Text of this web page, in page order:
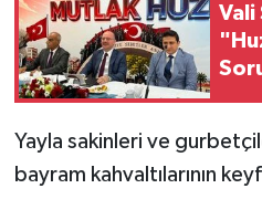
Yayla sakinleri ve
bayram kahvaltılarının